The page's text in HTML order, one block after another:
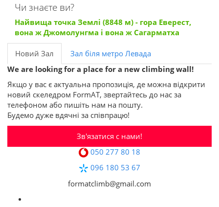
Чи знаєте ви?
Найвища точка Землі (8848 м) - гора Еверест,
вона ж Джомолунгма і вона ж Сагарматха
Новий Зал
Зал біля метро Левада
We are looking for a place for a new climbing wall!
Якщо у вас є актуальна пропозиція, де можна відкрити
новий скеледром FormAT, звертайтесь до нас за
телефоном або пишіть нам на пошту.
Будемо дуже вдячні за співпрацю!
Зв'язатися с нами!
050 277 80 18
096 180 53 67
formatclimb@gmail.com